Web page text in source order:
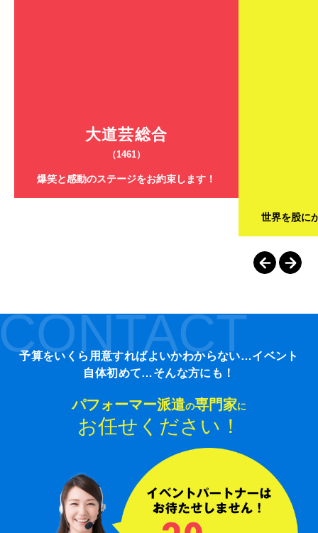
大道芸総合
（1461）
爆笑と感動のステージをお約束します！
世界を股に
予算をいくら用意すればよいかわからない…イベント
自体初めて…そんな方にも！
パフォーマー派遣の専門家に
お任せください！